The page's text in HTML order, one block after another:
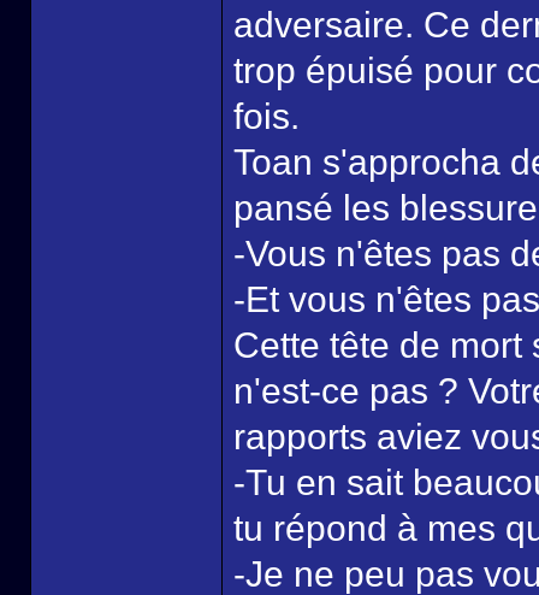
adversaire. Ce
trop épuisé pour
fois.
Toan s'approcha
pansé les
-Vous n'êtes pas
-Et vous n'êtes
Cette tête de mort
n'est-ce pas ?
rapports aviez
-Tu en sait
tu répond à mes
-Je ne peu pas